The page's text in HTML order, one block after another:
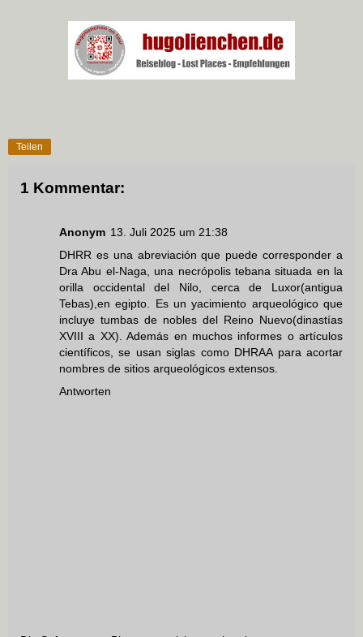
Teilen
1 Kommentar:
Anonym 13. Juli 2025 um 21:38
DHRR es una abreviación que puede corresponder a
Dra Abu el-Naga, una necrópolis tebana situada en la
orilla occidental del Nilo, cerca de Luxor(antigua
Tebas),en egipto. Es un yacimiento arqueológico que
incluye tumbas de nobles del Reino Nuevo(dinastías
XVIII a XX). Además en muchos informes o artículos
científicos, se usan siglas como DHRAA para acortar
nombres de sitios arqueológicos extensos.
Antworten